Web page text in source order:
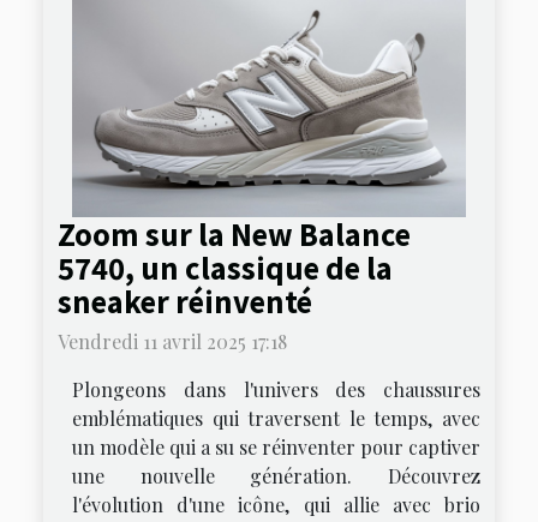
Zoom sur la New Balance
5740, un classique de la
sneaker réinventé
Vendredi 11 avril 2025 17:18
Plongeons dans l'univers des chaussures
emblématiques qui traversent le temps, avec
un modèle qui a su se réinventer pour captiver
une nouvelle génération. Découvrez
l'évolution d'une icône, qui allie avec brio